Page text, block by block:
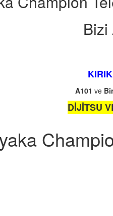
Bizi
A101 ve
DİJİTSU